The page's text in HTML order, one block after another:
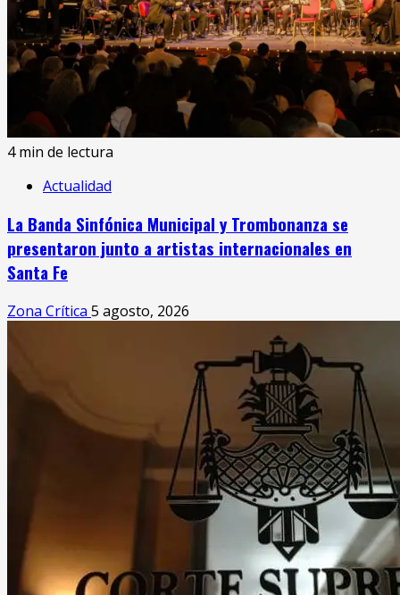
4 min de lectura
Actualidad
La Banda Sinfónica Municipal y Trombonanza se
presentaron junto a artistas internacionales en
Santa Fe
Zona Crítica 5 agosto, 2026